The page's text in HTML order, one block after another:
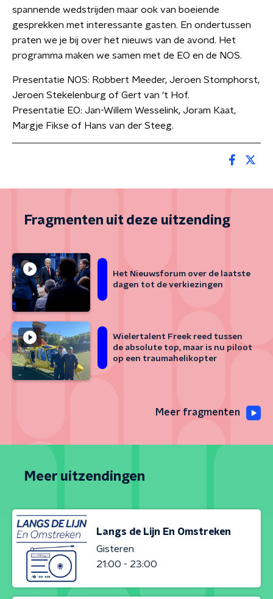
spannende wedstrijden maar ook van boeiende
gesprekken met interessante gasten. En ondertussen
praten we je bij over het nieuws van de avond. Het
programma maken we samen met de EO en de NOS.
Presentatie NOS: Robbert Meeder, Jeroen Stomphorst,
Jeroen Stekelenburg of Gert van 't Hof.
Presentatie EO: Jan-Willem Wesselink, Joram Kaat,
Margje Fikse of Hans van der Steeg.
Fragmenten uit deze uitzending
Het Nieuwsforum over de laatste
dagen tot de verkiezingen
Wielertalent Freek reed tussen
de absolute top, maar is nu piloot
op een traumahelikopter
Meer fragmenten
Meer uitzendingen
Langs de Lijn En Omstreken
Gisteren
21:00 - 23:00